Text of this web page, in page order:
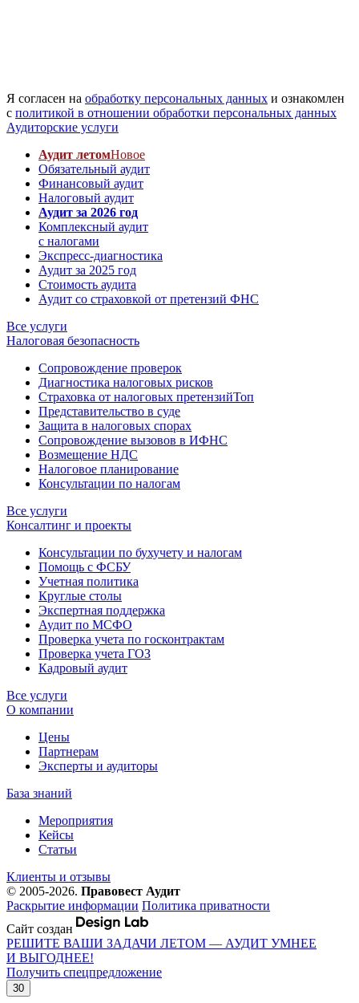
Я согласен на обработку персональных данных и ознакомлен
с политикой в отношении обработки персональных данных
Аудиторские услуги
Аудит летомНовое
Обязательный аудит
Финансовый аудит
Налоговый аудит
Аудит за 2026 год
Комплексный аудит
с налогами
Экспресс-диагностика
Аудит за 2025 год
Стоимость аудита
Аудит со страховкой от претензий ФНС
Все услуги
Налоговая безопасность
Сопровождение проверок
Диагностика налоговых рисков
Страховка от налоговых претензийТоп
Представительство в суде
Защита в налоговых спорах
Сопровождение вызовов в ИФНС
Возмещение НДС
Налоговое планирование
Консультации по налогам
Все услуги
Консалтинг и проекты
Консультации по бухучету и налогам
Помощь с ФСБУ
Учетная политика
Круглые столы
Экспертная поддержка
Аудит по МСФО
Проверка учета по госконтрактам
Проверка учета ГОЗ
Кадровый аудит
Все услуги
О компании
Цены
Партнерам
Эксперты и аудиторы
База знаний
Мероприятия
Кейсы
Статьи
Клиенты и отзывы
© 2005-2026. Правовест Аудит
Раскрытие информации Политика приватности
Сайт создан
РЕШИТЕ ВАШИ ЗАДАЧИ ЛЕТОМ — АУДИТ УМНЕЕ
И ВЫГОДНЕЕ!
Получить спецпредложение
30